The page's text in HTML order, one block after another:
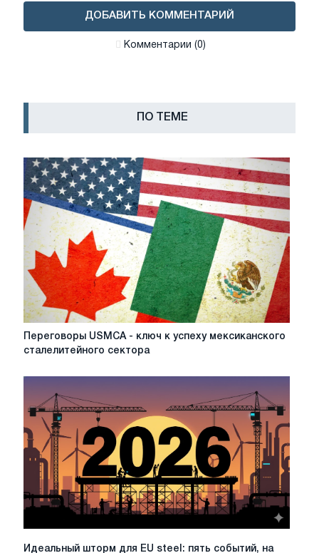
ДОБАВИТЬ КОММЕНТАРИЙ
Комментарии (0)
ПО ТЕМЕ
Переговоры
ключ
успеху
мексиканского
сталелитейного
сектора
Переговоры USMCA - ключ к успеху мексиканского
сталелитейного сектора
Идеальный
Идеальный шторм для EU steel: пять событий, на